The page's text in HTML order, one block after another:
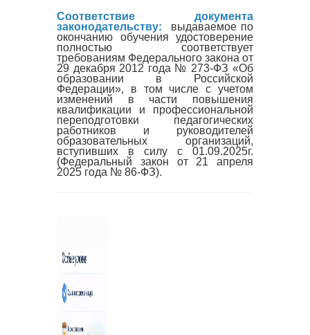
Соответствие документа
законодательству: выдаваемое по
окончанию обучения удостоверение
полностью соответствует
требованиям Федерального закона от
29 декабря 2012 года № 273-ФЗ «Об
образовании в Российской
Федерации», в том числе с учетом
изменений в части повышения
квалификации и профессиональной
переподготовки педагогических
работников и руководителей
образовательных организаций,
вступивших в силу с 01.09.2025г.
(Федеральный закон от 21 апреля
2025 года № 86-ФЗ).